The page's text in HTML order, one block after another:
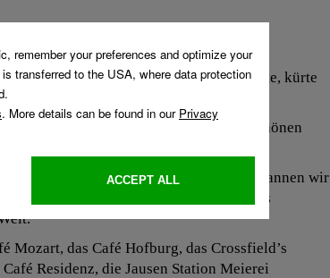
Reinhold Mitterlehner gehörte, kürte
feierten circa 200 Gäste diesen schönen
zurückblicken: 1976 begannen wir
Treffpunkt für Menschen aus
Mozart, das Café Hofburg, das Crossfield’s
Residenz, die Jausen Station Meierei